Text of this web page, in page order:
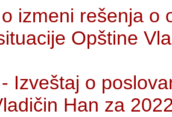
izmeni rešenja o
Opštine
Izveštaj o
Han za